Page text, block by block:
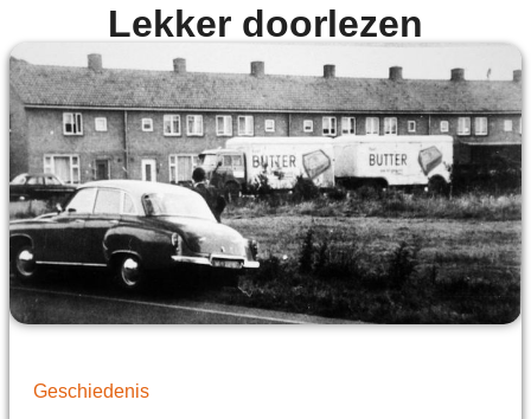
Lekker doorlezen
Geschiedenis